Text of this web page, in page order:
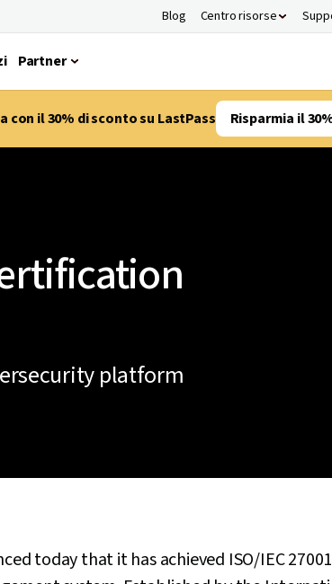
Blog Centro risorse
Partner
il 30% di sconto su LastPass Risparmia il
platform
today that it has achieved ISO/IEC